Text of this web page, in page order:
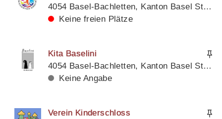
4054 Basel-Bachletten, Kanton Basel Stadt
Keine freien Plätze
Kita Baselini
4054 Basel-Bachletten, Kanton Basel Stadt
Keine Angabe
Verein Kinderschloss